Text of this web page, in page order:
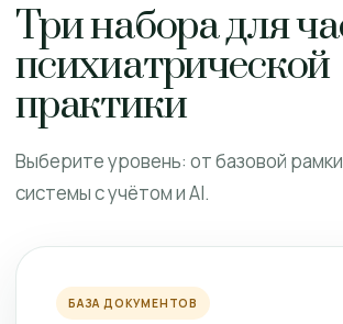
Три набора для
психиатрической
практики
Выберите уровень: от базовой
системы с учётом и AI.
БАЗА ДОКУМЕНТОВ